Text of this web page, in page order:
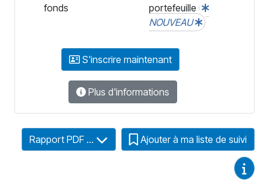
fonds
portefeuille
NOUVEAU
S'inscrire maintenant
Plus d'informations
Rapport PDF ... Ajouter à ma liste de suivi